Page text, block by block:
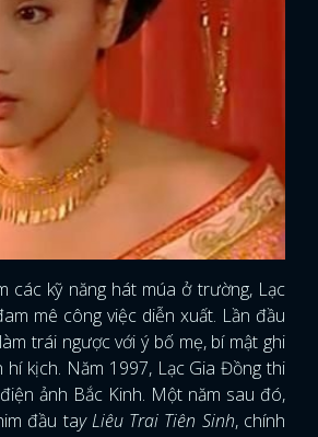
các kỹ năng hát múa ở trường, Lạc
mê công việc diễn xuất. Lần đầu
trái ngược với ý bố mẹ, bí mật ghi
hí kịch. Năm 1997, Lạc Gia Đồng thi
ảnh Bắc Kinh. Một năm sau đó,
đầu tay Liêu Trai Tiên Sinh, chính